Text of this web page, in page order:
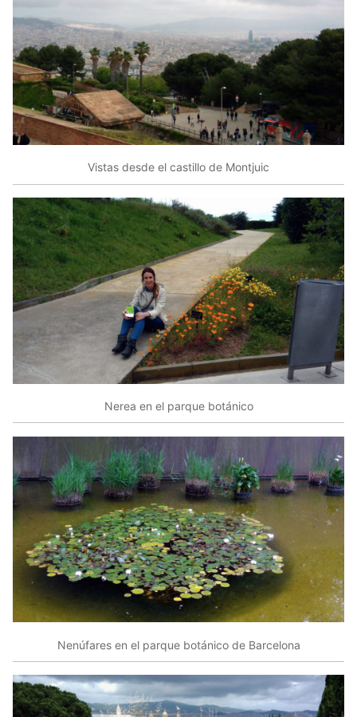
Vistas desde el castillo de Montjuic
Nerea en el parque botánico
Nenúfares en el parque botánico de Barcelona